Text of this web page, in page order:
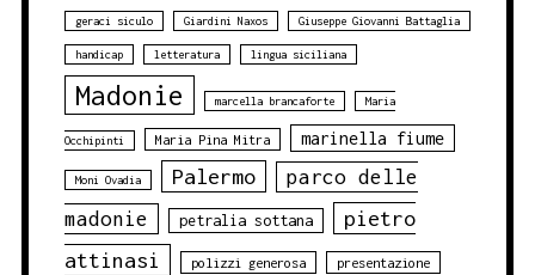
geraci siculo Giardini Naxos Giuseppe Giovanni Battaglia
handicap letteratura lingua siciliana
Madonie marcella brancaforte Maria
Occhipinti Maria Pina Mitra marinella fiume
Moni Ovadia Palermo
parco delle
madonie
petralia sottana
pietro
attinasi
polizzi generosa presentazione